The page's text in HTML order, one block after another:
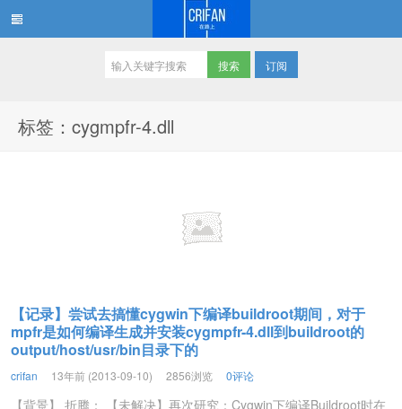
订阅
标签：cygmpfr-4.dll
【记录】尝试去搞懂cygwin下编译buildroot期间，对于
mpfr是如何编译生成并安装cygmpfr-4.dll到buildroot的
output/host/usr/bin目录下的
crifan 13年前 (2013-09-10) 2856浏览 0评论
【背景】 折腾： 【未解决】再次研究：Cygwin下编译Buildroot时在